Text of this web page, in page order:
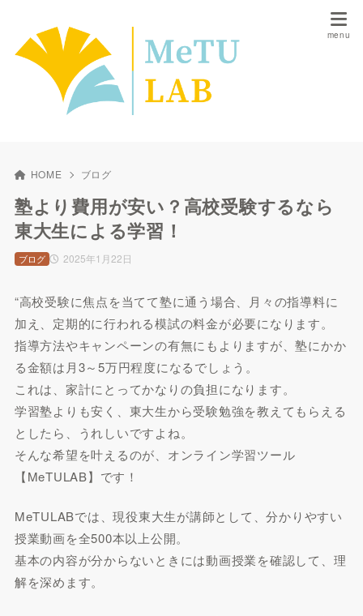
HOME ブログ
塾より費用が安い？高校受験するなら
東大生による学習！
2025年1月22日
ブログ
“高校受験に焦点を当てて塾に通う場合、月々の指導料に
加え、定期的に行われる模試の料金が必要になります。
指導方法やキャンペーンの有無にもよりますが、塾にかか
る金額は月3～5万円程度になるでしょう。
これは、家計にとってかなりの負担になります。
学習塾よりも安く、東大生から受験勉強を教えてもらえる
としたら、うれしいですよね。
そんな希望を叶えるのが、オンライン学習ツール
【MeTULAB】です！
MeTULABでは、現役東大生が講師として、分かりやすい
授業動画を全500本以上公開。
基本の内容が分からないときには動画授業を確認して、理
解を深めます。